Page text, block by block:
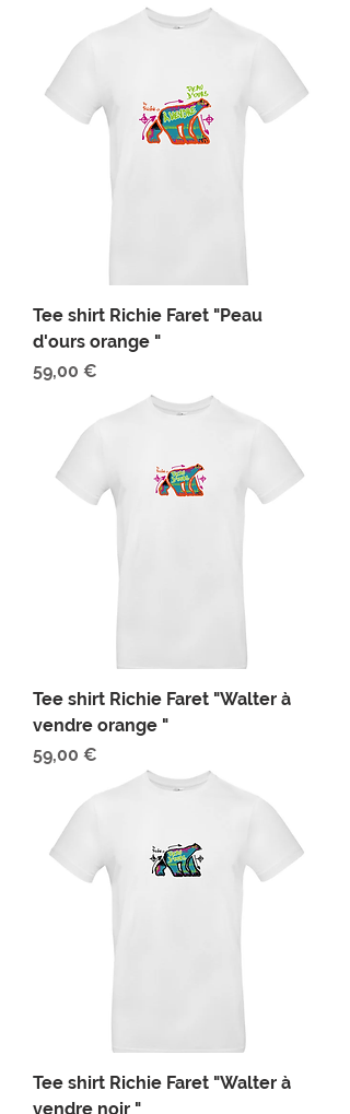
Tee shirt Richie Faret "Peau
d'ours orange "
Prix
59,00 €
Tee shirt Richie Faret "Walter à
vendre orange "
Prix
59,00 €
Tee shirt Richie Faret "Walter à
vendre noir "